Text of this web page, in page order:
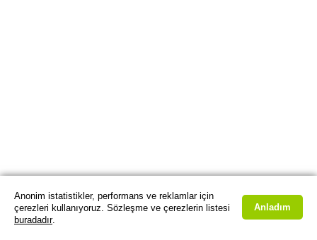
Anonim istatistikler, performans ve reklamlar için
çerezleri kullanıyoruz. Sözleşme ve çerezlerin listesi
buradadır.
Anladım